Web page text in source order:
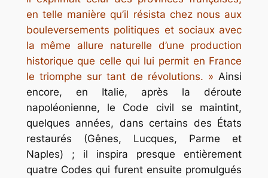
en telle manière qu’il résista chez nous aux
bouleversements politiques et sociaux avec
la même allure naturelle d’une production
historique que celle qui lui permit en France
le triomphe sur tant de révolutions. » Ainsi
encore, en Italie, après la déroute
napoléonienne, le Code civil se maintint,
quelques années, dans certains des États
restaurés (Gênes, Lucques, Parme et
Naples) ; il inspira presque entièrement
quatre Codes qui furent ensuite promulgués